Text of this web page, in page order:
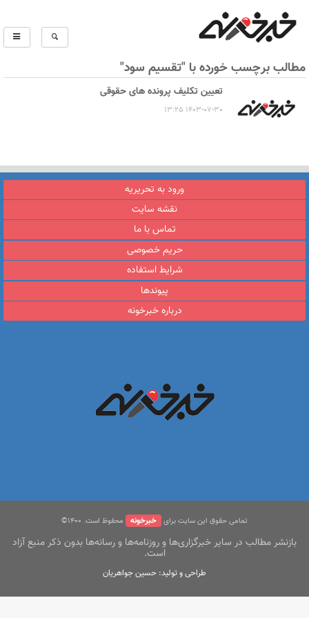
مطالب برچسب خورده با "تقسیم سود"
تعیین تکلیف پرونده های حقوقی
1403-07-30 13:25
ورود به تحریریه
نقشه سایت
تماس با ما
حریم خصوصی
شرایط استفاده
پیوندها
درباره خبرخونه
تمامی حقوق این سایت برای خبرخونه محفوظ است. ۱400©
بازنشر مطالب در سایر خبرگزاری‌ها و روزنامه‌ها و رسانه‌ها بدون ذکر منبع آزاد
است.
طراحی و تولید: حسین جواهریان